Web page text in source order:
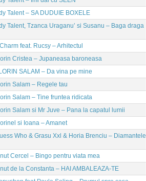
Talent – SA DUDUIE BOXELE
Talent, Tzanca Uraganu’ si Susanu – Baga draga
feat. Rucsy – Arhitectul
Cristea – Jupaneasa baroneasa
SALAM – Da vina pe mine
Salam – Regele tau
Salam – Tine fruntea ridicata
Salam si Mr Juve – Pana la capatul lumii
si Ioana – Amanet
Who & Grasu Xxl & Horia Brenciu – Diamantele
Cercel – Bingo pentru viata mea
de la Constanta – HAI AMBALEAZA-TE